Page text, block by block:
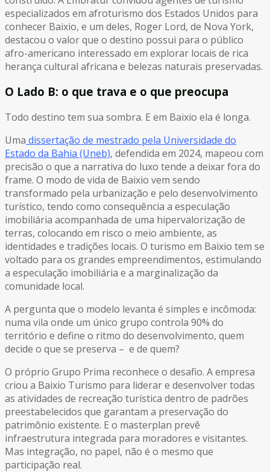
especializados em afroturismo dos Estados Unidos para
conhecer Baixio, e um deles, Roger Lord, de Nova York,
destacou o valor que o destino possui para o público
afro-americano interessado em explorar locais de rica
herança cultural africana e belezas naturais preservadas.
O Lado B: o que trava e o que preocupa
Todo destino tem sua sombra. E em Baixio ela é longa.
Uma dissertação de mestrado pela Universidade do
Estado da Bahia (Uneb), defendida em 2024, mapeou com
precisão o que a narrativa do luxo tende a deixar fora do
frame. O modo de vida de Baixio vem sendo
transformado pela urbanização e pelo desenvolvimento
turístico, tendo como consequência a especulação
imobiliária acompanhada de uma hipervalorização de
terras, colocando em risco o meio ambiente, as
identidades e tradições locais. O turismo em Baixio tem se
voltado para os grandes empreendimentos, estimulando
a especulação imobiliária e a marginalização da
comunidade local.
A pergunta que o modelo levanta é simples e incômoda:
numa vila onde um único grupo controla 90% do
território e define o ritmo do desenvolvimento, quem
decide o que se preserva – e de quem?
O próprio Grupo Prima reconhece o desafio. A empresa
criou a Baixio Turismo para liderar e desenvolver todas
as atividades de recreação turística dentro de padrões
preestabelecidos que garantam a preservação do
patrimônio existente. E o masterplan prevê
infraestrutura integrada para moradores e visitantes.
Mas integração, no papel, não é o mesmo que
participação real.